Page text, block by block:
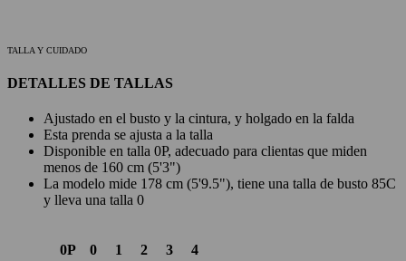
TALLA Y CUIDADO
DETALLES DE TALLAS
Ajustado en el busto y la cintura, y holgado en la falda
Esta prenda se ajusta a la talla
Disponible en talla 0P, adecuado para clientas que miden
menos de 160 cm (5'3")
La modelo mide 178 cm (5'9.5"), tiene una talla de busto 85C
y lleva una talla 0
0P 0 1 2 3
4